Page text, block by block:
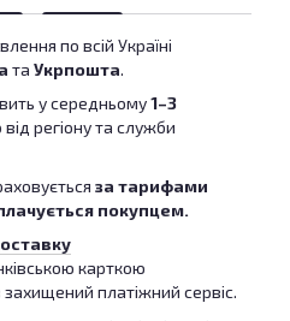
по всій Україні
та Укрпошта.
у середньому1–3
регіону та служби
за тарифами
покупцем.
карткою
платіжний сервіс.